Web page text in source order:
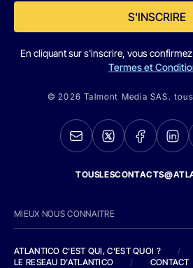
S'INSCRIRE
En cliquant sur s'inscrire, vous
Termes et
© 2026 Talmont Media SAS.
MIEUX NOUS CONNAITRE
ATLANTICO C'EST QUI, C'EST QUOI ?
/
LE RESEAU D'ATLANTICO
/ CONTACT